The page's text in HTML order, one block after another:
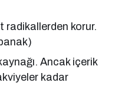
radikallerden korur.
Ancak içerik
kadar